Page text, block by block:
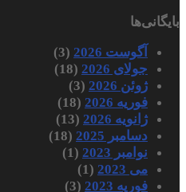
بایگانی‌ها
آگوست 2026
(3)
جولای 2026
(18)
ژوئن 2026
(3)
فوریه 2026
(18)
ژانویه 2026
(13)
دسامبر 2025
(18)
نوامبر 2023
(1)
می 2023
(1)
فوریه 2023
(3)